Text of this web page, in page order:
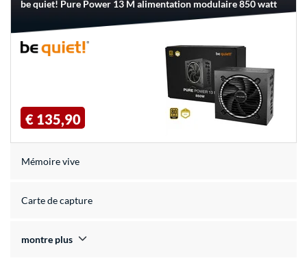
be quiet! Pure Power 13 M alimentation modulaire 850 watt
€ 135,90
Mémoire vive
Carte de capture
montre plus